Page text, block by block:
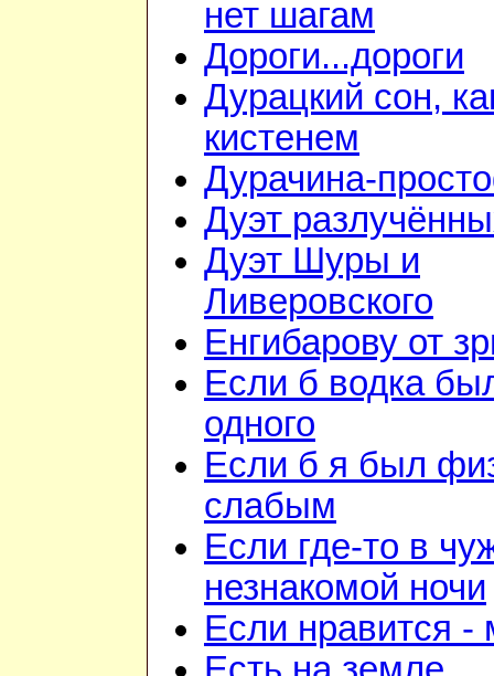
нет шагам
Дороги...дороги
Дурацкий сон,
кистенем
Дурачина-
Дуэт
Дуэт Шуры и
Ливеровского
Енгибарову от
Если б водка
одного
Если б я был
слабым
Если где-то в
незнакомой ночи
Если нравится -